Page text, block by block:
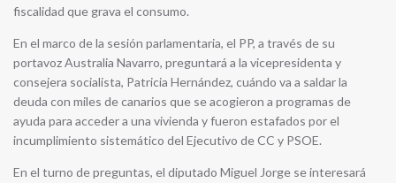
fiscalidad que grava el consumo.
En el marco de la sesión parlamentaria, el PP, a través de su
portavoz Australia Navarro, preguntará a la vicepresidenta y
consejera socialista, Patricia Hernández, cuándo va a saldar la
deuda con miles de canarios que se acogieron a programas de
ayuda para acceder a una vivienda y fueron estafados por el
incumplimiento sistemático del Ejecutivo de CC y PSOE.
En el turno de preguntas, el diputado Miguel Jorge se interesará